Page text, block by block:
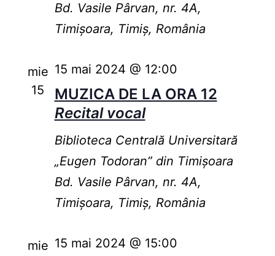
Bd. Vasile Pârvan, nr. 4A,
Timișoara, Timiș, România
mie
15
MUZICA DE LA ORA 12
Recital vocal
15 mai 2024 @ 12:00
Biblioteca Centrală Universitară
„Eugen Todoran” din Timişoara
Bd. Vasile Pârvan, nr. 4A,
Timișoara, Timiș, România
mie 15 mai 2024 @ 15:00